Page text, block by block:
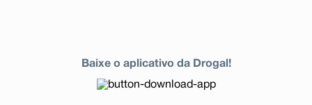
Baixe o aplicativo da Drogal!